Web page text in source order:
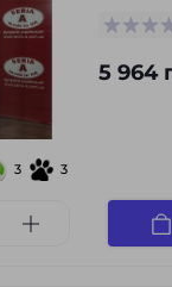
3 3
5 964